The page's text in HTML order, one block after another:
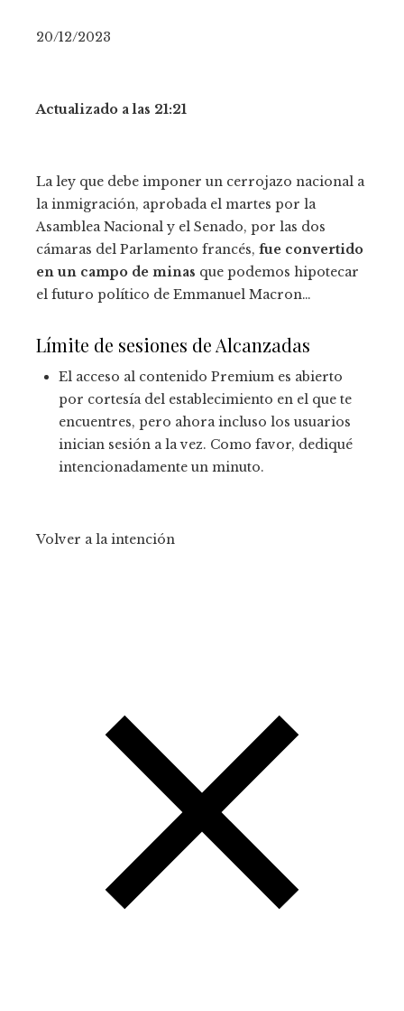
20/12/2023
Actualizado a las 21:21
La ley que debe imponer un cerrojazo nacional a
la inmigración, aprobada el martes por la
Asamblea Nacional y el Senado, por las dos
cámaras del Parlamento francés, fue convertido
en un campo de minas que podemos hipotecar
el futuro político de Emmanuel Macron…
Límite de sesiones de Alcanzadas
El acceso al contenido Premium es abierto
por cortesía del establecimiento en el que te
encuentres, pero ahora incluso los usuarios
inician sesión a la vez. Como favor, dediqué
intencionadamente un minuto.
Volver a la intención